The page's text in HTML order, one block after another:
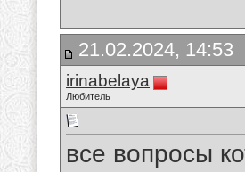
21.02.2024, 14:53
irinabelaya
Любитель
все вопросы